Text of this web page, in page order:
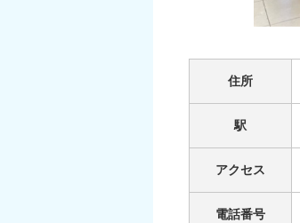
住所
駅
アクセス
電話番号